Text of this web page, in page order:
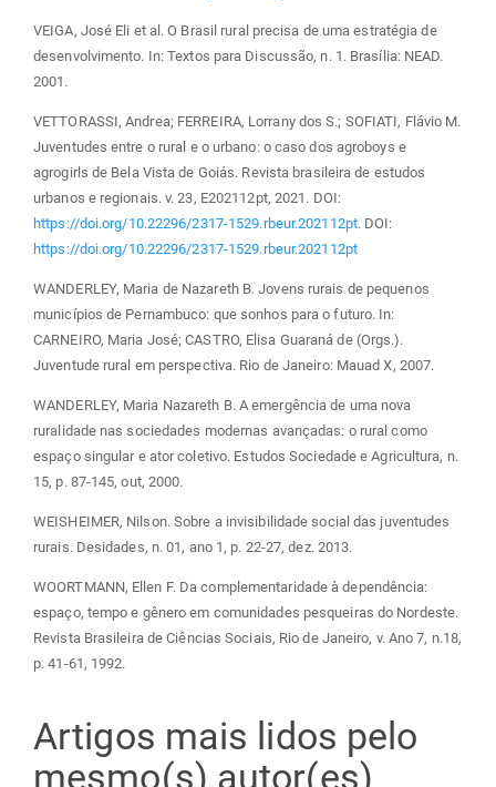
VEIGA, José Eli et al. O Brasil rural precisa de uma estratégia de
desenvolvimento. In: Textos para Discussão, n. 1. Brasília: NEAD.
2001.
VETTORASSI, Andrea; FERREIRA, Lorrany dos S.; SOFIATI, Flávio M.
Juventudes entre o rural e o urbano: o caso dos agroboys e
agrogirls de Bela Vista de Goiás. Revista brasileira de estudos
urbanos e regionais. v. 23, E202112pt, 2021. DOI:
https://doi.org/10.22296/2317-1529.rbeur.202112pt. DOI:
https://doi.org/10.22296/2317-1529.rbeur.202112pt
WANDERLEY, Maria de Nazareth B. Jovens rurais de pequenos
municípios de Pernambuco: que sonhos para o futuro. In:
CARNEIRO, Maria José; CASTRO, Elisa Guaraná de (Orgs.).
Juventude rural em perspectiva. Rio de Janeiro: Mauad X, 2007.
WANDERLEY, Maria Nazareth B. A emergência de uma nova
ruralidade nas sociedades modernas avançadas: o rural como
espaço singular e ator coletivo. Estudos Sociedade e Agricultura, n.
15, p. 87-145, out, 2000.
WEISHEIMER, Nilson. Sobre a invisibilidade social das juventudes
rurais. Desidades, n. 01, ano 1, p. 22-27, dez. 2013.
WOORTMANN, Ellen F. Da complementaridade à dependência:
espaço, tempo e gênero em comunidades pesqueiras do Nordeste.
Revista Brasileira de Ciências Sociais, Rio de Janeiro, v. Ano 7, n.18,
p. 41-61, 1992.
Artigos mais lidos pelo
mesmo(s) autor(es)